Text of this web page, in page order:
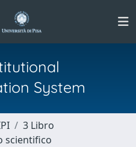
System
3 Libro
scientifico